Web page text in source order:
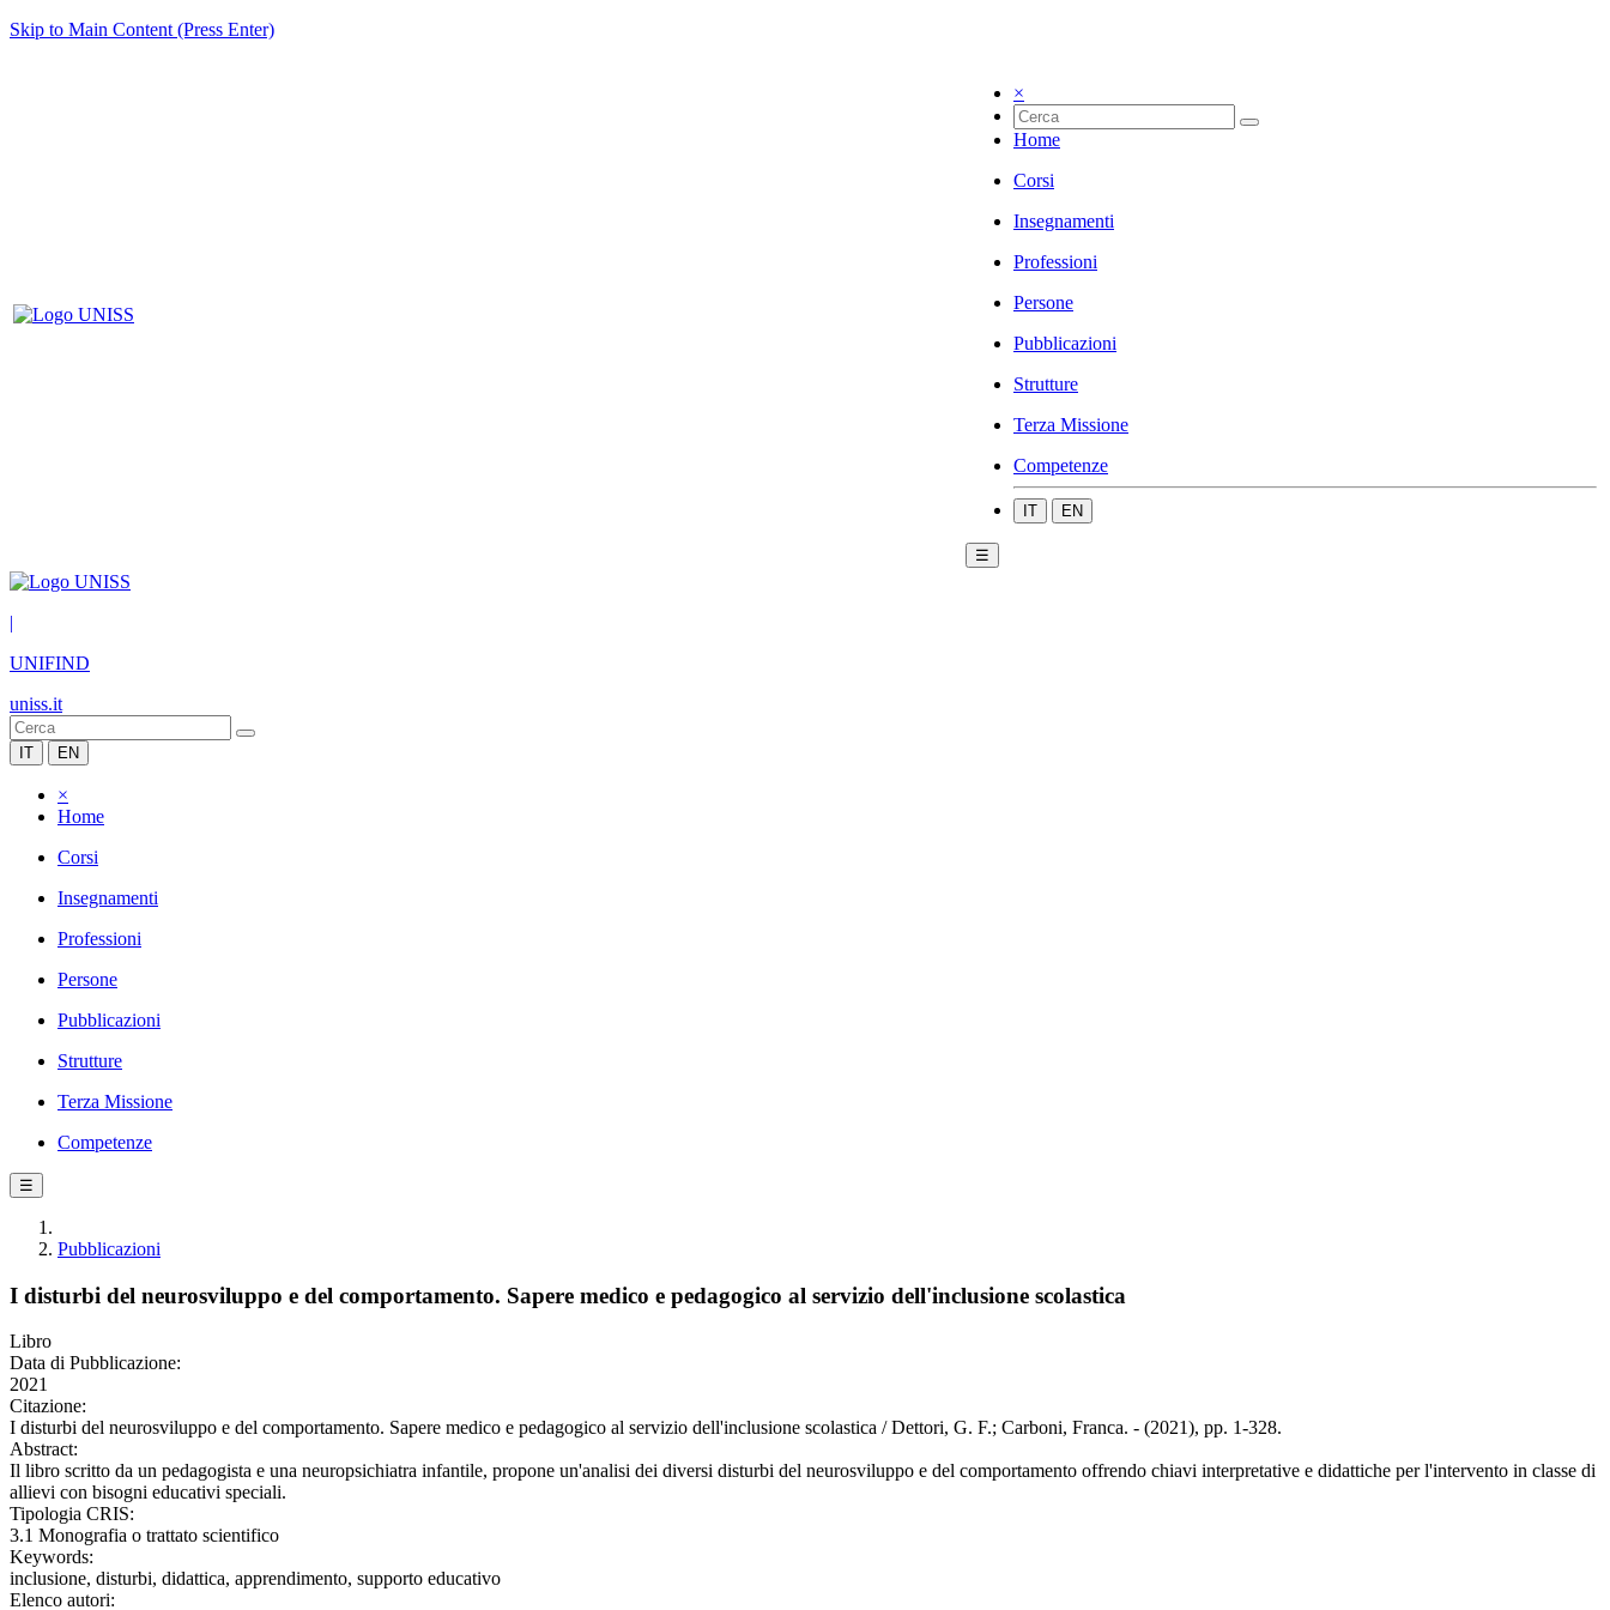
Skip to Main Content (Press Enter)
×
Home
Corsi
Insegnamenti
Professioni
Persone
Pubblicazioni
Strutture
Terza Missione
Competenze
IT EN
☰
|
UNIFIND
uniss.it
IT EN
×
Home
Corsi
Insegnamenti
Professioni
Persone
Pubblicazioni
Strutture
Terza Missione
Competenze
☰
Pubblicazioni
I disturbi del neurosviluppo e del comportamento. Sapere medico e pedagogico al servizio dell'inclusione scolastica
Libro
Data di Pubblicazione:
2021
Citazione:
I disturbi del neurosviluppo e del comportamento. Sapere medico e pedagogico al servizio dell'inclusione scolastica / Dettori, G. F.; Carboni, Franca. - (2021), pp. 1-328.
Abstract:
Il libro scritto da un pedagogista e una neuropsichiatra infantile, propone un'analisi dei diversi disturbi del neurosviluppo e del comportamento offrendo chiavi interpretative e didattiche per l'intervento in classe di
allievi con bisogni educativi speciali.
Tipologia CRIS:
3.1 Monografia o trattato scientifico
Keywords:
inclusione, disturbi, didattica, apprendimento, supporto educativo
Elenco autori: